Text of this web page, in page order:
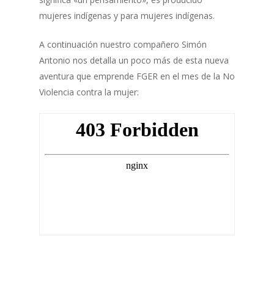
mujeres indígenas y para mujeres indígenas.
A continuación nuestro compañero Simón
Antonio nos detalla un poco más de esta nueva
aventura que emprende FGER en el mes de la No
Violencia contra la mujer: